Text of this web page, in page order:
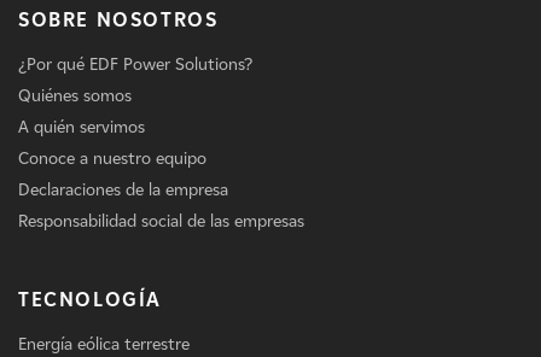
SOBRE NOSOTROS
¿Por qué EDF Power Solutions?
Quiénes somos
A quién servimos
Conoce a nuestro equipo
Declaraciones de la empresa
Responsabilidad social de las empresas
TECNOLOGÍA
Energía eólica terrestre